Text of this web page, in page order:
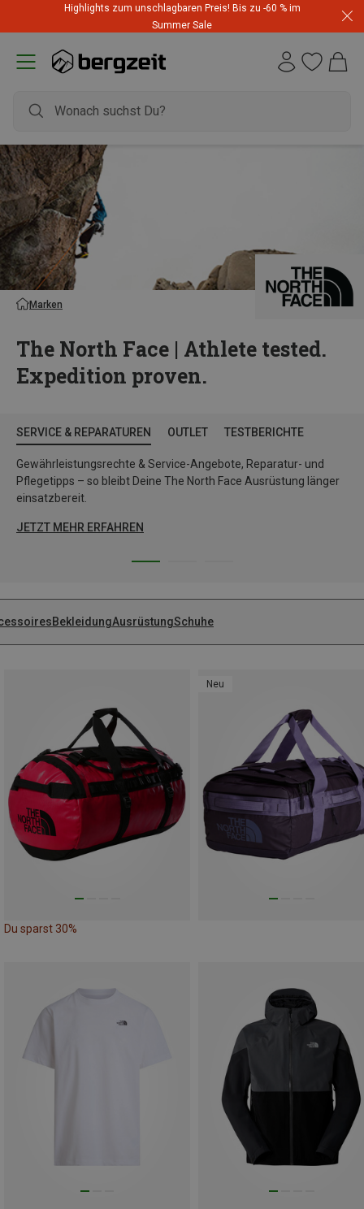
Highlights zum unschlagbaren Preis! Bis zu -60 % im
Summer Sale
Marken
The North Face | Athlete tested.
Expedition proven.
SERVICE & REPARATUREN OUTLET TESTBERICHTE
Gewährleistungsrechte & Service-Angebote, Reparatur- und
Pflegetipps – so bleibt Deine The North Face Ausrüstung länger
einsatzbereit.
JETZT MEHR ERFAHREN
BekleidungAusrüstungSchuhe
Du sparst 30%
Neu